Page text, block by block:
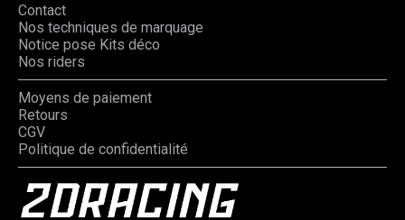
Contact
Nos techniques de marquage
Notice pose Kits déco
Nos riders
Moyens de paiement
Retours
CGV
Politique de confidentialité